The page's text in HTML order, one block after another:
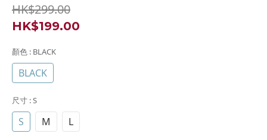
HK$299.00
HK$199.00
顏色 : BLACK
BLACK
尺寸 : S
S M L